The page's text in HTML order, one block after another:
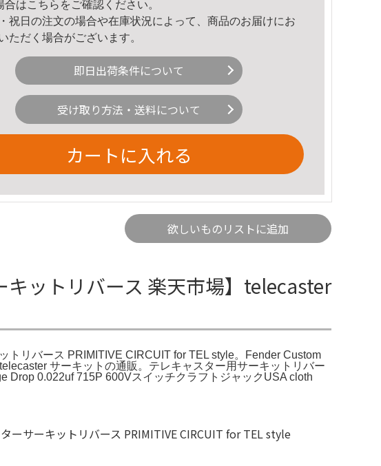
合はこちら をご確認ください。
祝日の注文の場合や在庫状況によって、商品のお届けにお
ただく場合がございます。
即日出荷条件について
受け取り方法・送料について
カートに入れる
欲しいものリストに追加
ットリバース 楽天市場】telecaster
リバース PRIMITIVE CIRCUIT for TEL style。Fender Custom
サーキットの通販。テレキャスター用サーキットリバー
0.022uf 715P 600VスイッチクラフトジャックUSA cloth